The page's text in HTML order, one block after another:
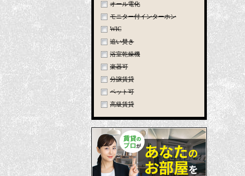
オール電化
モニター付インターホン
WIC
追い焚き
浴室乾燥機
楽器可
分譲賃貸
ペット可
高級賃貸